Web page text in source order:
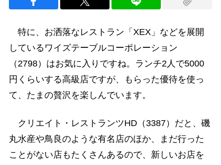
特に、お洒落なレストラン「XEX」などを展開
しているワイズテーブルコーポレーション
（2798）はお気に入りですね。ランチ2人で5000
円くらいする高級店ですが、もらった優待を使っ
て、たまの贅沢を楽しんでいます。
クリエイト・レストランツHD（3387）だと、磯
丸水産や鳥良のような有名店のほか、まだ行った
ことがない店もたくさんあるので、新しいお店を